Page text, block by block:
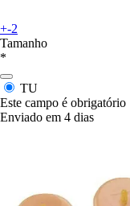
+-2
Tamanho
*
TU
Este campo é obrigatório
Enviado em 4 dias